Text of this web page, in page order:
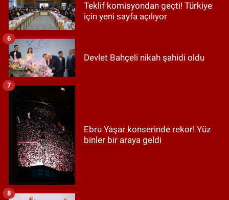
Teklif komisyondan geçti! Türkiye
için yeni sayfa açılıyor
Devlet Bahçeli nikah şahidi oldu
6
Ebru Yaşar konserinde rekor! Yüz
binler bir araya geldi
7
8